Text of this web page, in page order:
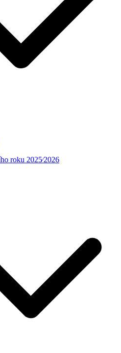
roku 2025⁄2026